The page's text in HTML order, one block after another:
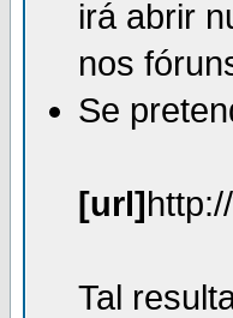
irá abrir
nos
Se
[url]
Tal